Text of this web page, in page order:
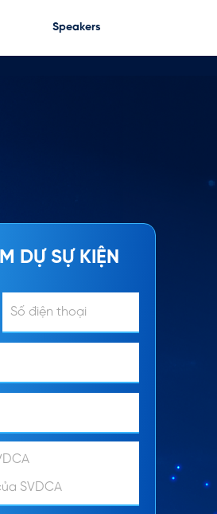
Speakers
DỰ SỰ KIỆN
SVDCA